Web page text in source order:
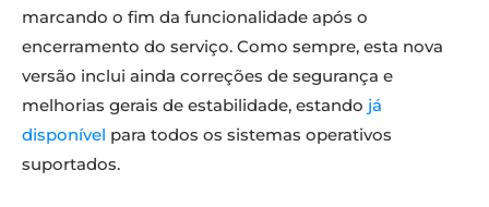
marcando o fim da funcionalidade após o
encerramento do serviço. Como sempre, esta nova
versão inclui ainda correções de segurança e
melhorias gerais de estabilidade, estando já
disponível para todos os sistemas operativos
suportados.